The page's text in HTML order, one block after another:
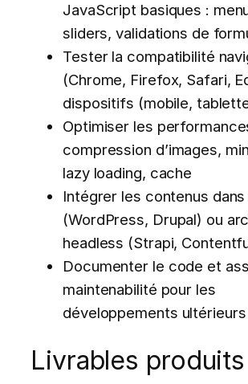
JavaScript basiques :
sliders, validations de
Tester la compatibilité
(Chrome, Firefox, Safari,
dispositifs (mobile,
Optimiser les
compression d’images,
lazy loading, cache
Intégrer les contenus
(WordPress, Drupal) ou
headless (Strapi,
Documenter le code et
maintenabilité pour les
développements ultérieurs
Livrables produits